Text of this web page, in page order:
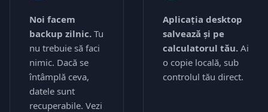
Noi facem
backup zilnic. Tu
nu trebuie să faci
nimic. Dacă se
întâmplă ceva,
datele sunt
recuperabile. Vezi
Aplicația desktop
salvează și pe
calculatorul tău. Ai
o copie locală, sub
controlul tău direct.